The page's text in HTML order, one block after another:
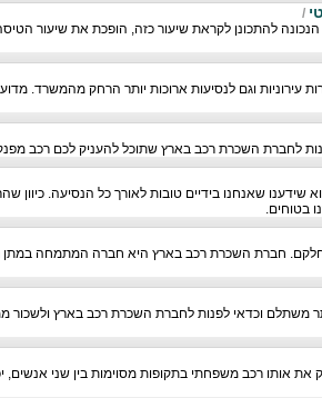
/
להתכונן לקראת שיעור כזה, הופכת את שיעור
עירוניות וגם לנסיעות ארוכות יותר הרחק מהמשרד.
לחברת השכרת רכב בארץ שתוכל להעניק לכם רכב מפנק,
שאנחנו בידיים טובות לאורך כל הנסיעה. כיוון
בטוחים.
חברת השכרת רכב בארץ היא חברה המתמחה במתן
משתלם וכדאי לפנות לחברת השכרת רכב בארץ ולשכור
רכב משפחתי בתקופות מסוימות בין שני אנשים,